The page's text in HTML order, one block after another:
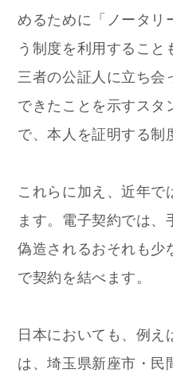
めるために「ノータリ
う制度を利用すること
三者の公証人に立ち会
できたことを示すスタ
で、本人を証明する制
これらに加え、近年で
ます。電子契約では、
偽造されるおそれも少
で契約を結べます。
日本においても、例え
は、埼玉県新座市・民